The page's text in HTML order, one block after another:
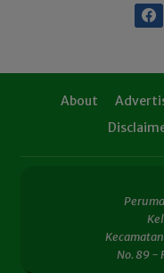
About
No. 89 -